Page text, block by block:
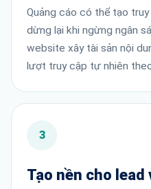
Quảng cáo có thể tạo
dừng lại khi ngừng ngân
website xây tài sản nội
lượt truy cập tự nhiên
3
Tạo nền cho lead